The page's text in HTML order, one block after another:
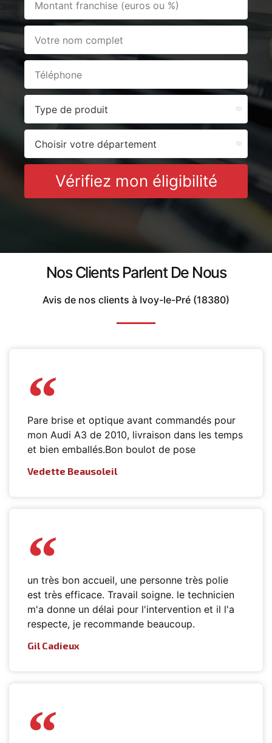
Vérifiez mon éligibilité
Nos Clients Parlent De Nous
Avis de nos clients à Ivoy-le-Pré (18380)
Pare brise et optique avant commandés pour
mon Audi A3 de 2010, livraison dans les temps
et bien emballés.Bon boulot de pose
Vedette Beausoleil
un très bon accueil, une personne très polie
est très efficace. Travail soigne. le technicien
m'a donne un délai pour l'intervention et il l'a
respecte, je recommande beaucoup.
Gil Cadieux